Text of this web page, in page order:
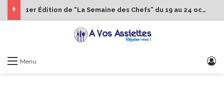
1er Édition de “La Semaine des Chefs” du 19 au 24 octobre 2026
Menu